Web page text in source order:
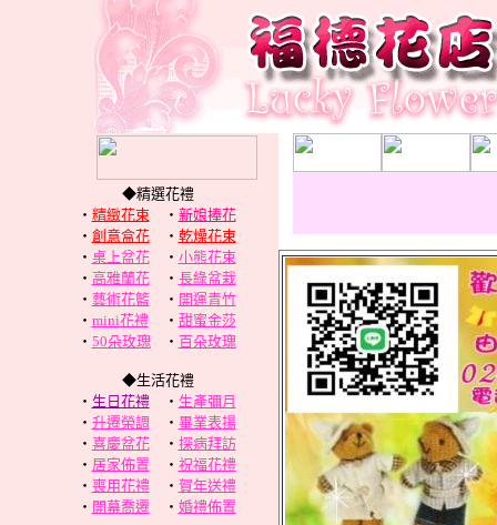
◆精選花禮
‧ 精緻花束 ‧ 新娘捧花
‧ 創意盒花 ‧ 乾燥花束
‧ 桌上盆花 ‧ 小熊花束
‧ 高雅蘭花 ‧ 長綠盆栽
‧ 藝術花籃 ‧ 開運青竹
‧ mini花禮 ‧ 甜蜜金莎
‧ 50朵玫瑰 ‧ 百朵玫瑰
◆生活花禮
‧ 生日花禮 ‧ 生產彌月
‧ 升遷榮調 ‧ 畢業表揚
‧ 喜慶盆花 ‧ 探病拜訪
‧ 居家佈置 ‧ 祝福花禮
‧ 喪用花禮 ‧ 賀年送禮
‧ 開幕喬遷 ‧ 婚禮佈置